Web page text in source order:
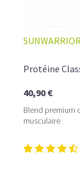
Protéine
40,90 €
Blend premium
musculaire